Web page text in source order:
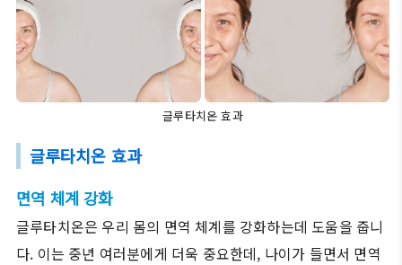
글루타치온 효과
글루타치온 효과
면역 체계 강화
글루타치온은 우리 몸의 면역 체계를 강화하는데 도움을 줍니
다. 이는 중년 여러분에게 더욱 중요한데, 나이가 들면서 면역